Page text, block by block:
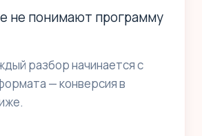
не понимают программу
разбор начинается с
— конверсия в